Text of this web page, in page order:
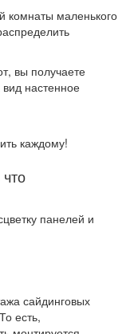
комнаты маленького
вы получаете
настенное
каждому!
панелей и
сайдинговых
есть,